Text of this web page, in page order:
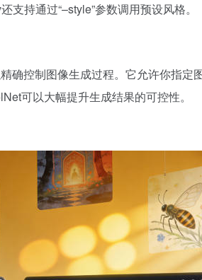
持通过“–style”参数调用预设风格。
确控制图像生成过程。它允许你指定
可以大幅提升生成结果的可控性。